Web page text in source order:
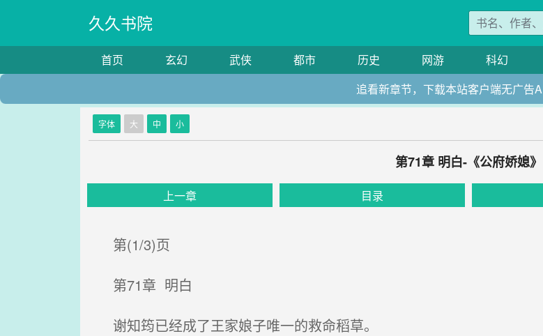
久久书院
首页 玄幻 武侠 都市 历史 网游 科幻
追看新章节，下载本站客户端无广告
字体 大 中 小
第71章 明白-《公府娇媳》
上一章 目录
第(1/3)页
第71章 明白
谢知筠已经成了王家娘子唯一的救命稻草。